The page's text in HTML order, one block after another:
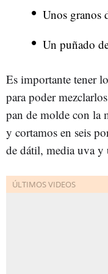
Unos granos
Un puñado
Es importante tener
para poder
pan de molde con la
y cortamos en seis
de dátil, media uva y